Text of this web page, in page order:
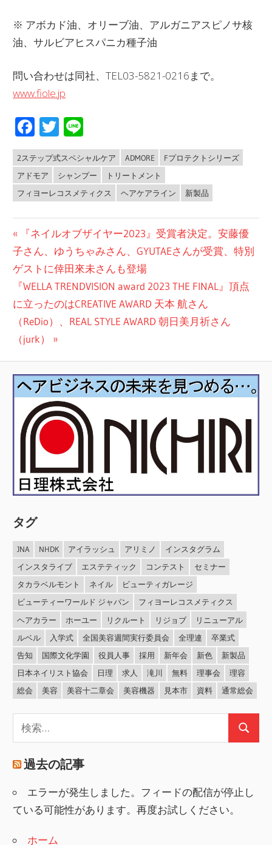
※ アボカド油、オリーブ油、アルガニアスピノサ核
油、サルビアヒスパニカ種子油
問い合わせは同社、TEL03-5821-0216まで。
www.fiole.jp
Facebook
Twitter
NEWS
2ステップ式スペシャルケア ADMORE
Fプロテクトシリーズ
アドモア
シャンプー
トリートメント
フィヨーレコスメティクス
ヘアケアライン 新製品
投
稿
ナ
ビ
ゲ
シ
ョ
ン
前
の
投
稿:
『ネイルオブザイヤー2023』受賞者決定。安藤優
子さん、ゆうちゃみさん、GYUTAEさんが受賞、特別
ゲストに倖田來未さんも登場
次
の
投
稿:
『WELLA TRENDVISION award 2023 THE FINAL』頂点
に立ったのはCREATIVE AWARD 天本 航さん
（ReDio）、REAL STYLE AWARD 朝日美月祈さん
（jurk）
タグ
JNA NHDK アイラッシュ アリミノ
インスタグラム
インスタライブ
エステティック コンテスト
セミナー
タカラベルモント
ネイル
ビューティガレージ
ビューティーワールド ジャパン
フィヨーレコスメティクス
ヘアカラー
ホーユー リクルート リジョブ
リニューアル
ルベル
入学式 全国美容週間実行委員会 全理連
卒業式
告知
国際文化学園 役員人事 採用 新年会 新色
新製品
日本ネイリスト協会
日理 求人 滝川 無料 理事会
理容
総会
美容 美容十二章会 美容機器 見本市 資料 通常総会
索:
検
過去の記事
エラーが発生しました。フィードの配信が停止し
ている可能性があります。再度お試しください。
ホーム